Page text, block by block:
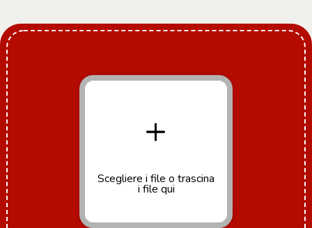
+
Scegliere i file o trascina
i file qui